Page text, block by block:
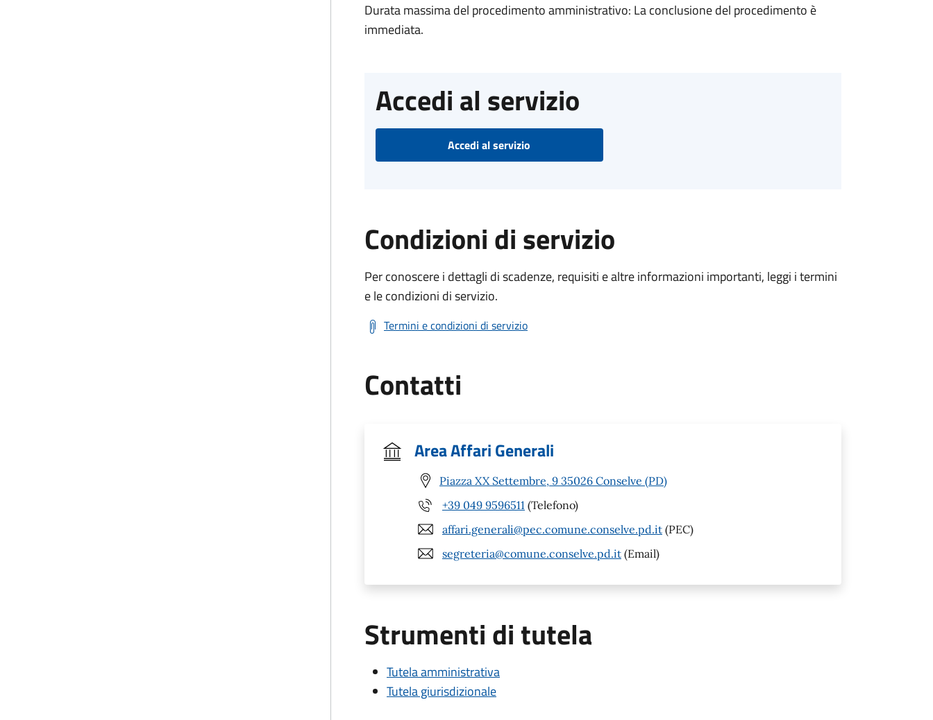
Durata massima del procedimento amministrativo: La conclusione del procedimento è
immediata.
Accedi al servizio
Accedi al servizio
Condizioni di servizio
Per conoscere i dettagli di scadenze, requisiti e altre informazioni importanti, leggi i termini
e le condizioni di servizio.
Termini e condizioni di servizio
Contatti
Area Affari Generali
Piazza XX Settembre, 9 35026 Conselve (PD)
+39 049 9596511 (Telefono)
affari.generali@pec.comune.conselve.pd.it (PEC)
segreteria@comune.conselve.pd.it (Email)
Strumenti di tutela
Tutela amministrativa
Tutela giurisdizionale